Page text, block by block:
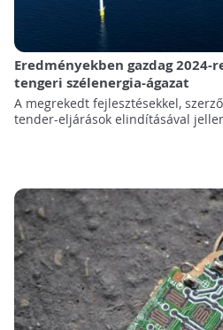
Eredményekben gazdag 2024-
tengeri szélenergia-ágazat
A megrekedt fejlesztésekkel,
tender-eljárások elindításával